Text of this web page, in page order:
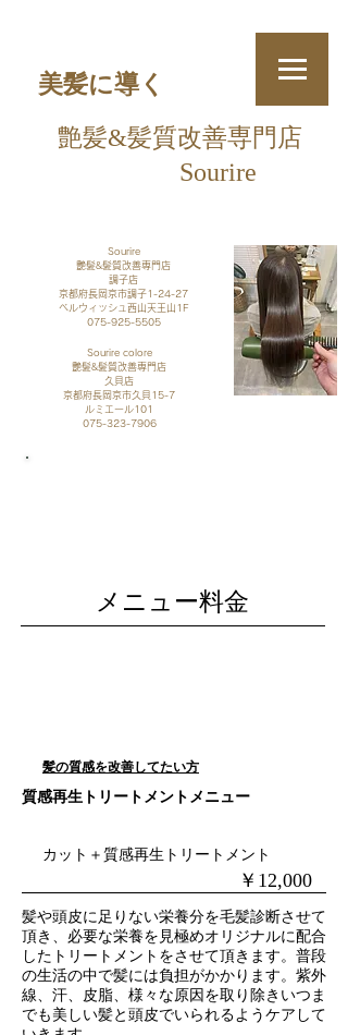
美髪に導く
艶髪&髪質改善専門店
Sourire
Sourire
艶髪&髪質改善専門店
調子店
京都府長岡京市調子1-24-27
​ベルウィッシュ西山天王山1F
075-925-5505
Sourire colore
艶髪&髪質改善専門店
久貝店​
京都府長岡京市久貝15-7
​ルミエール101
075-323-7906
メニュー料金
髪の質感を改善してたい方
​質感再生トリートメントメニュー
カット＋質感再生トリートメント
​￥12,000
​髪や頭皮に足りない栄養分を毛髪診断させて
頂き、必要な栄養を見極めオリジナルに配合
したトリートメントをさせて頂きます。普段
の生活の中で髪には負担がかかります。紫外
線、汗、皮脂、様々な原因を取り除きいつま
でも美しい髪と頭皮でいられるようケアして